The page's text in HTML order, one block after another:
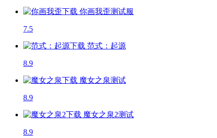
你画我歪测试服
7.5
范式：起源
8.9
魔女之泉测试
8.9
魔女之泉2测试
8.9